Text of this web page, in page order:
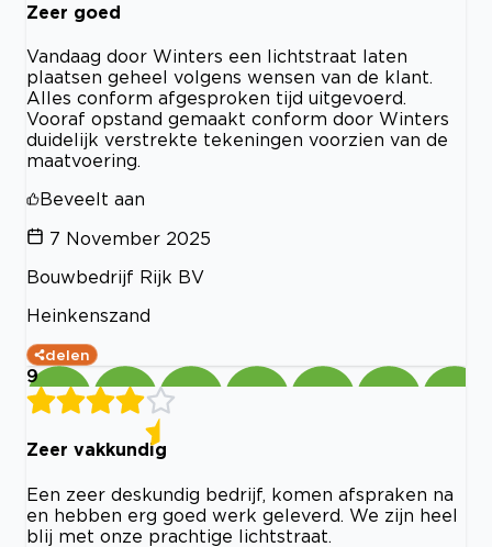
Zeer goed
Vandaag door Winters een lichtstraat laten
plaatsen geheel volgens wensen van de klant.
Alles conform afgesproken tijd uitgevoerd.
Vooraf opstand gemaakt conform door Winters
duidelijk verstrekte tekeningen voorzien van de
maatvoering.
Beveelt aan
7 November 2025
Bouwbedrijf Rijk BV
Heinkenszand
delen
9
Zeer vakkundig
Een zeer deskundig bedrijf, komen afspraken na
en hebben erg goed werk geleverd. We zijn heel
blij met onze prachtige lichtstraat.